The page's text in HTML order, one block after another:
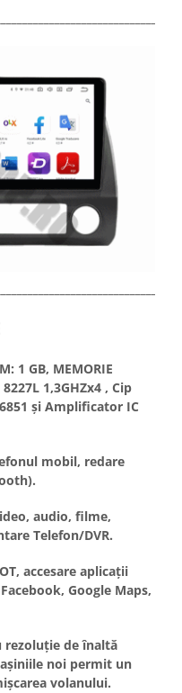
1 GB, MEMORIE
1,3GHZx4 , Cip
și Amplificator IC
mobil, redare
audio, filme,
Telefon/DVR.
accesare aplicații
Google Maps,
rezoluție de înaltă
noi permit un
volanului.